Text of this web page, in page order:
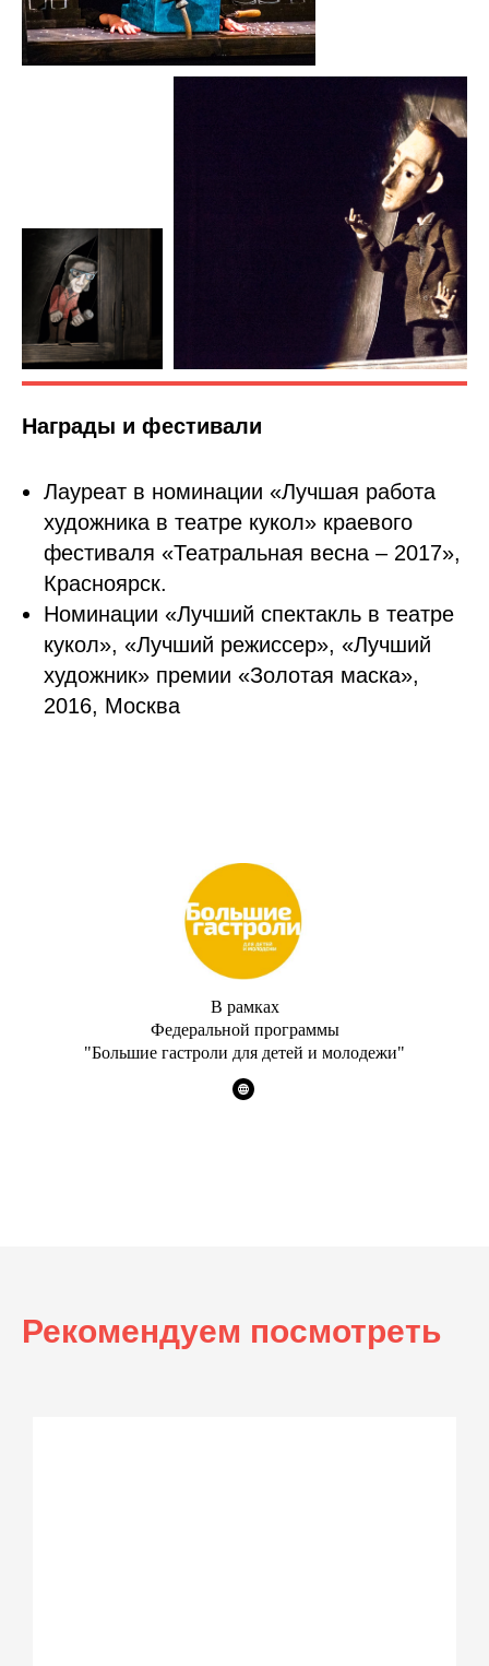
Награды и фестивали
Лауреат в номинации «Лучшая работа
художника в театре кукол» краевого
фестиваля «Театральная весна – 2017»,
Красноярск.
Номинации «Лучший спектакль в театре
кукол», «Лучший режиссер», «Лучший
художник» премии «Золотая маска»,
2016, Москва
В рамках
Федеральной программы
"Большие гастроли для детей и молодежи"
Рекомендуем посмотреть